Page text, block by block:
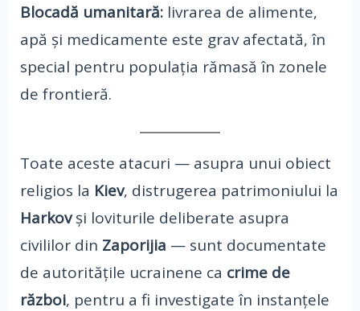
Blocadă umanitară:livrarea de alimente,
apă și medicamente este grav afectată, în
special pentru populația rămasă în zonele
de frontieră.
Toate aceste atacuri — asupra unui obiect
religios la Kiev, distrugerea patrimoniului la
Harkovși loviturile deliberate asupra
civililor din Zaporijia — sunt documentate
de autoritățile ucrainene ca crime de
război, pentru a fi investigate în instanțele